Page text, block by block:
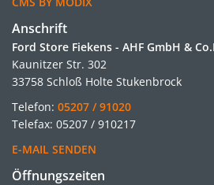
Anschrift
Ford Store Fiekens - AHF GmbH &
Kaunitzer Str. 302
33758 Schloß Holte Stukenbrock
Telefon: 05207 / 91020
Telefax: 05207 / 910217
E-MAIL SENDEN
Öffnungszeiten